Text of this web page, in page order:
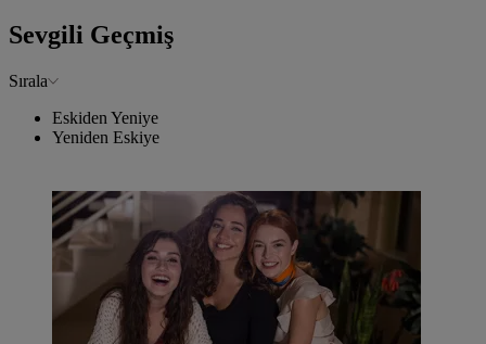
Sevgili Geçmiş
Sırala
Eskiden Yeniye
Yeniden Eskiye